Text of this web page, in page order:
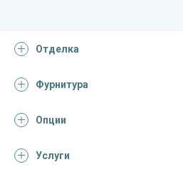
Каркас полотна:
Петли:
Глазок:
Отделка
Фурнитура
Опции
Услуги